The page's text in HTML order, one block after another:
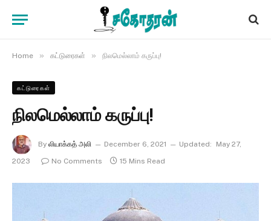
Home » கட்டுரைகள் » நிலமெல்லாம் கருப்பு!
கட்டுரைகள்
நிலமெல்லாம் கருப்பு!
By லியாக்கத் அலி December 6, 2021 Updated:
May 27,
2023
No Comments 15 Mins Read